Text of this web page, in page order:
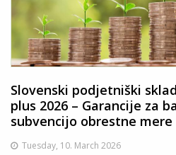
Slovenski podjetniški
plus 2026 – Garancije za
subvencijo obrestne mere
Tuesday, 10. March 2026